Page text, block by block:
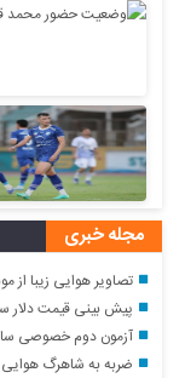
مجله خبری
تصاویر هوایی زیبا از
پیش‌ بینی قیمت دلار سه شنبه ۲۰ مرداد ۱۴۰۵ / احتمال
آزمون دوم خصوصی
ضربه به شاهرگ